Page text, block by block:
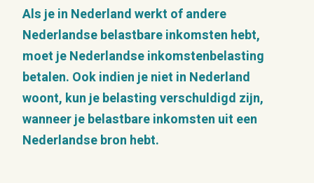
Als je in Nederland werkt of andere
Nederlandse belastbare inkomsten hebt,
moet je Nederlandse inkomstenbelasting
betalen. Ook indien je niet in Nederland
woont, kun je belasting verschuldigd zijn,
wanneer je belastbare inkomsten uit een
Nederlandse bron hebt.